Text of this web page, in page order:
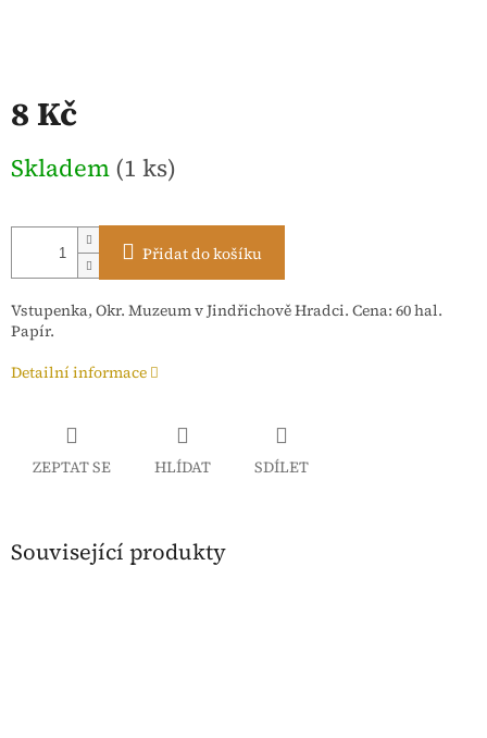
8 Kč
cena:
Skladem (1 ks)
Přidat do košíku
Vstupenka, Okr. Muzeum v Jindřichově Hradci. Cena: 60 hal.
Papír.
Detailní informace
ZEPTAT SE HLÍDAT SDÍLET
Související produkty